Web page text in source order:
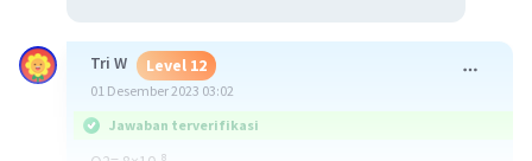
Tri W Level 12
01 Desember 2023 03:02
Jawaban terverifikasi